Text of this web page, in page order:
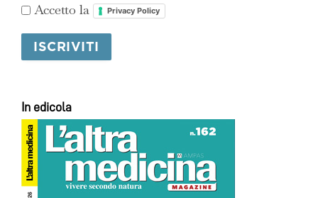
Accetto la Privacy Policy
In edicola